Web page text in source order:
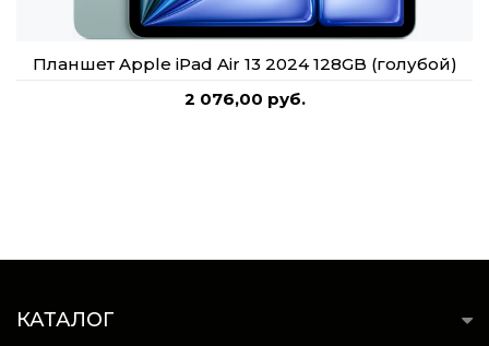
Планшет Apple iPad Air 13 2024 128GB (голубой)
2 076,00 руб.
КАТАЛОГ